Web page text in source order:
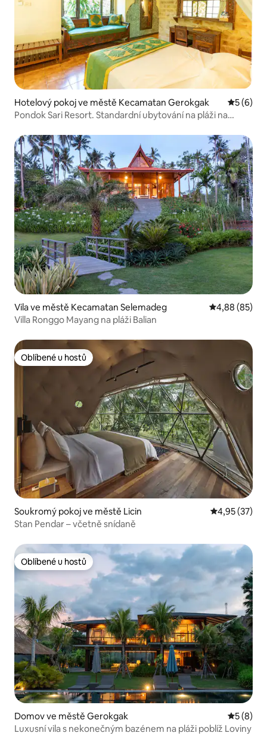
Hotelový pokoj ve městě Kecamatan Gerokgak
5 (6)
Pondok Sari Resort. Standardní ubytování na pláži na
Vila ve městě Kecamatan Selemadeg Průměrné
4,88 (85)
Villa Ronggo Mayang na pláži Balian
Oblíbené u hostů
Oblíbené u hostů
Soukromý pokoj ve městě Licin Průměrné
4,95 (37)
Stan Pendar – včetně snídaně
Oblíbené u hostů
Oblíbené u hostů
Domov ve městě Gerokgak
5 (8)
Luxusní vila s nekonečným bazénem na pláži poblíž Loviny